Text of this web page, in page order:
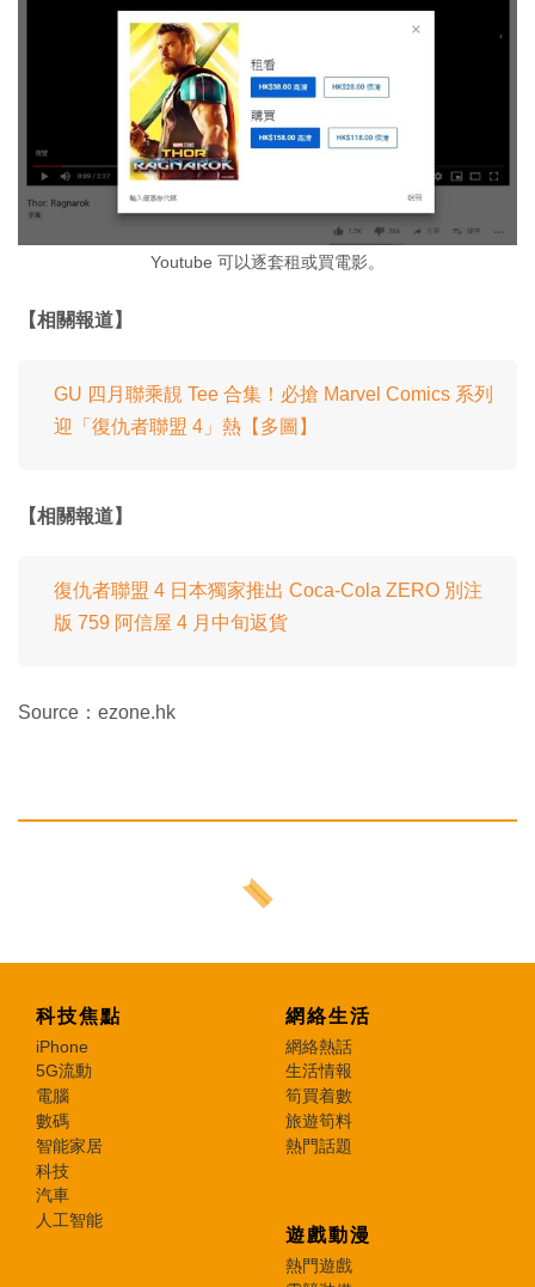
Youtube 可以逐套租或買電影。
【相關報道】
GU 四月聯乘靚 Tee 合集！必搶 Marvel Comics 系列
迎「復仇者聯盟 4」熱【多圖】
【相關報道】
復仇者聯盟 4 日本獨家推出 Coca-Cola ZERO 別注
版 759 阿信屋 4 月中旬返貨
Source：ezone.hk
科技焦點
iPhone
5G流動
電腦
數碼
智能家居
科技
汽車
人工智能
網絡生活
網絡熱話
生活情報
筍買着數
旅遊筍料
熱門話題
遊戲動漫
熱門遊戲